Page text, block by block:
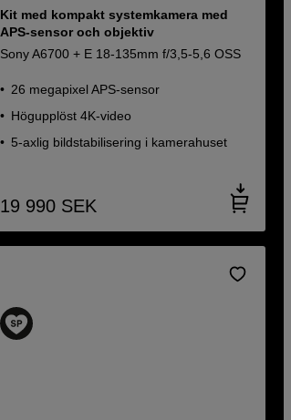
Kit med kompakt systemkamera med
APS-sensor och objektiv
Sony A6700 + E 18-135mm f/3,5-5,6 OSS
26 megapixel APS-sensor
Högupplöst 4K-video
5-axlig bildstabilisering i kamerahuset
19 990 SEK